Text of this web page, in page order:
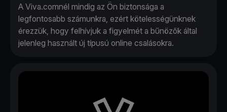
A Viva.comnél mindig az Ön biztonsága a
legfontosabb számunkra, ezért kötelességünknek
érezzük, hogy felhívjuk a figyelmét a bűnözők által
jelenleg használt új típusú online csalásokra.